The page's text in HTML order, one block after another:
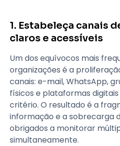
1. Estabeleça canais
claros e acessíveis
Um dos equívocos mais
organizações é a
canais: e-mail, WhatsApp,
físicos e plataformas
critério. O resultado é a
informação e a sobrecarga
obrigados a monitorar
simultaneamente.